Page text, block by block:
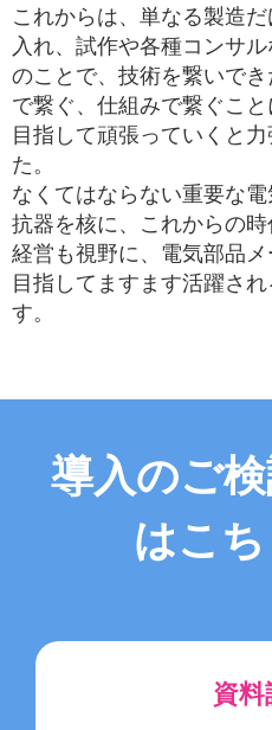
これからは、単なる製造
入れ、試作や各種コンサ
のことで、技術を繋いで
で繋ぐ、仕組みで繋ぐこ
目指して頑張っていくと
た。
なくてはならない重要な
抗器を核に、これからの
経営も視野に、電気部品
目指してますます活躍さ
す。
導入のご
はこ
資料